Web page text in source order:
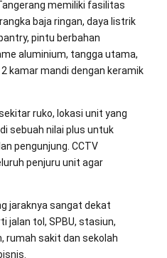
memiliki fasilitas
baja ringan, daya listrik
pintu berbahan
aluminium, tangga utama,
kamar mandi dengan keramik
ruko, lokasi unit yang
sebuah nilai plus untuk
pengunjung. CCTV
penjuru unit agar
jaraknya sangat dekat
jalan tol, SPBU, stasiun,
rumah sakit dan sekolah